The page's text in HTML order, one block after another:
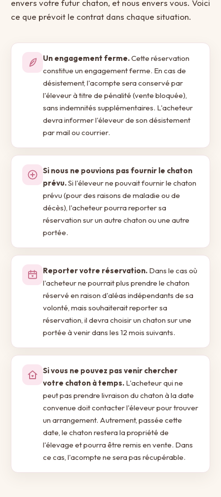
envers votre futur chaton, et nous envers vous. Voici
ce que prévoit le contrat dans chaque situation.
Un engagement ferme.Cette réservation
constitue un engagement ferme. En cas de
désistement, l'acompte sera conservé par
l'éleveur à titre de pénalité (vente bloquée),
sans indemnités supplémentaires. L'acheteur
devra informer l'éleveur de son désistement
par mail ou courrier.
Si nous ne pouvions pas fournir le chaton
prévu.Si l'éleveur ne pouvait fournir le chaton
prévu (pour des raisons de maladie ou de
décès), l'acheteur pourra reporter sa
réservation sur un autre chaton ou une autre
portée.
Reporter votre réservation. Dans le cas où
l'acheteur ne pourrait plus prendre le chaton
réservé en raison d'aléas indépendants de sa
volonté, mais souhaiterait reporter sa
réservation, il devra choisir un chaton sur une
portée à venir dans les 12 mois suivants.
Si vous ne pouvez pas venir chercher
votre chaton à temps. L'acheteur qui ne
peut pas prendre livraison du chaton à la date
convenue doit contacter l'éleveur pour trouver
un arrangement. Autrement, passée cette
date, le chaton restera la propriété de
l'élevage et pourra être remis en vente. Dans
ce cas, l'acompte ne sera pas récupérable.